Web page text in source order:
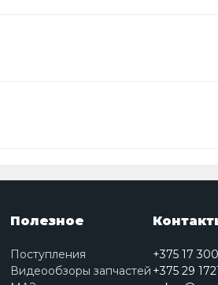
Полезное
Поступления
Видеообзоры запчастей
+375 17
+375 29